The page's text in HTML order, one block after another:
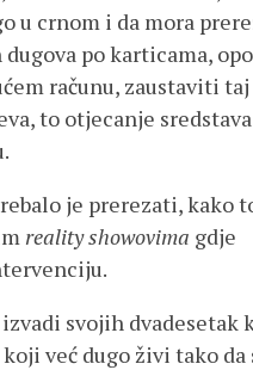
u crnom i da mora
po karticama,
računu, zaustaviti
to otjecanje
je prerezati, kako
reality showovima gdje
izvadi svojih
već dugo živi tako da